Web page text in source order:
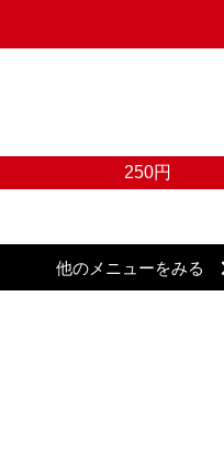
250円
他のメニューをみる